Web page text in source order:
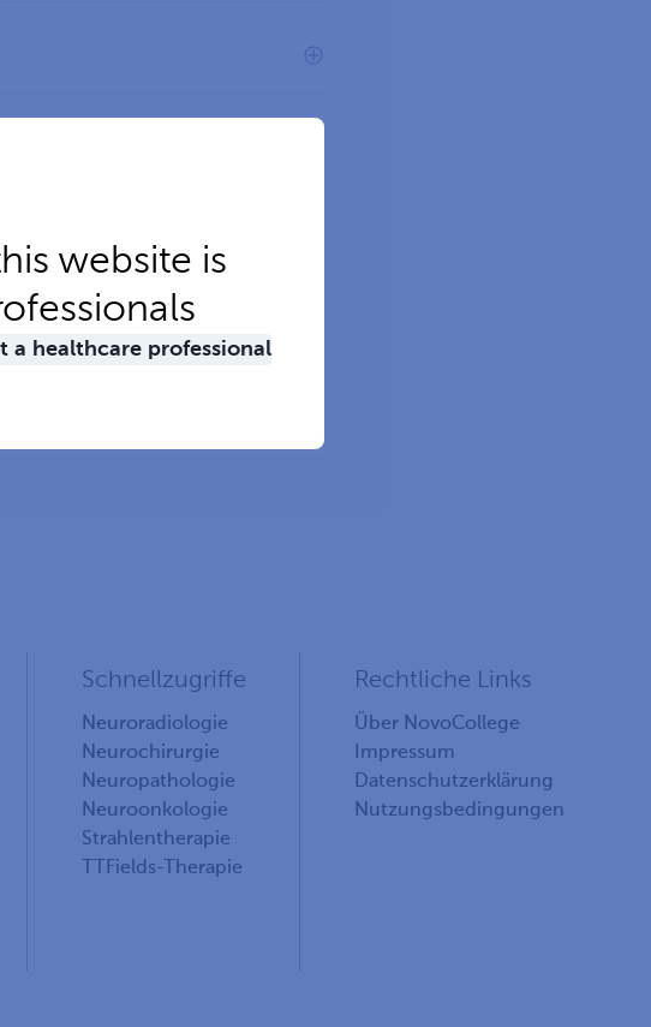
Schnellzugriffe
Neuroradiologie
Neurochirurgie
Neuropathologie
Neuroonkologie
Strahlentherapie
TTFields-Therapie
Rechtliche Links
Über NovoCollege
Impressum
Datenschutzerklärung
Nutzungsbedingungen
website is
a healthcare professional